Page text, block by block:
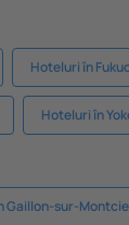
Hoteluri în
Hoteluri în
Gaillon-sur-